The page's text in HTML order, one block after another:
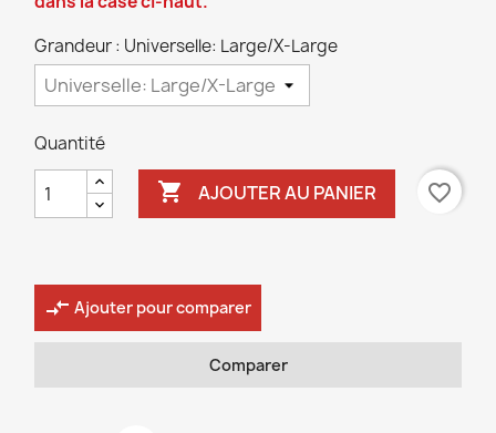
Grandeur : Universelle: Large/X-Large
Quantité
 AJOUTER AU PANIER favorite_border
compare_arrows Ajouter pour comparer
Comparer